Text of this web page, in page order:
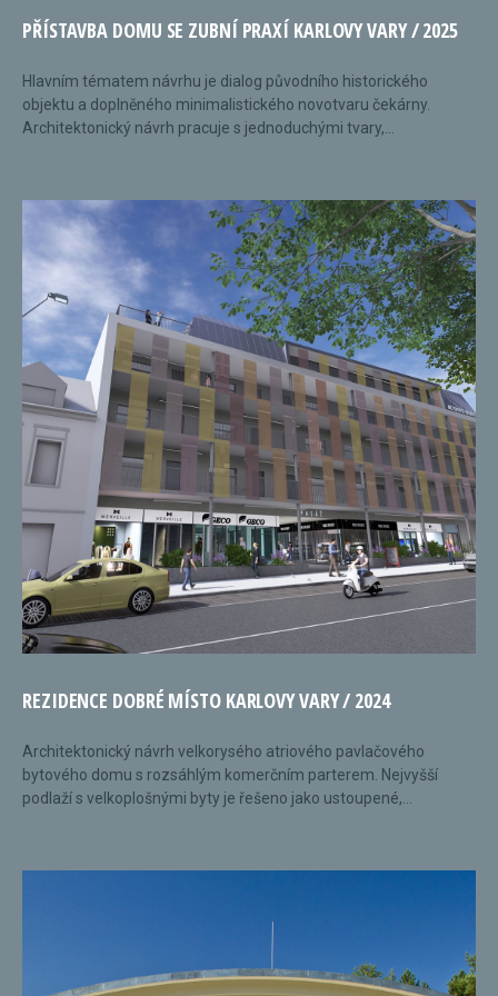
PŘÍSTAVBA DOMU SE ZUBNÍ PRAXÍ KARLOVY VARY / 2025
Hlavním tématem návrhu je dialog původního historického
objektu a doplněného minimalistického novotvaru čekárny.
Architektonický návrh pracuje s jednoduchými tvary,...
REZIDENCE DOBRÉ MÍSTO KARLOVY VARY / 2024
Architektonický návrh velkorysého atriového pavlačového
bytového domu s rozsáhlým komerčním parterem. Nejvyšší
podlaží s velkoplošnými byty je řešeno jako ustoupené,...